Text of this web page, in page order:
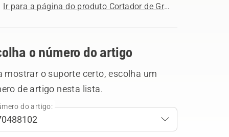
Ir para a página do produto Cortador de Grama Husqvarna LC 140P
o número do artigo
mostrar o suporte certo, escolha um
de artigo nesta lista.
do artigo: